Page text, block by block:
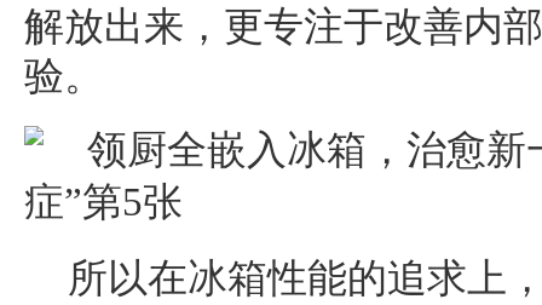
解放出来，更专注于改善内
验。
所以在冰箱性能的追求上